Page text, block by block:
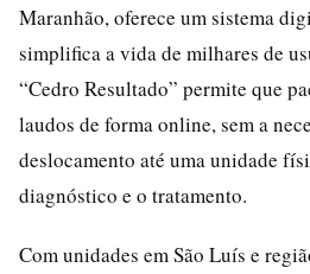
Maranhão, oferece um sistema
simplifica a vida de milhares de
“Cedro Resultado” permite que
laudos de forma online, sem a
deslocamento até uma unidade
diagnóstico e o tratamento.
Com unidades em São Luís e